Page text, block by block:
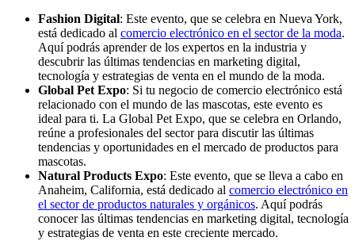
Fashion Digital: Este evento, que se celebra en Nueva York,
está dedicado al comercio electrónico en el sector de la moda.
Aquí podrás aprender de los expertos en la industria y
descubrir las últimas tendencias en marketing digital,
tecnología y estrategias de venta en el mundo de la moda.
Global Pet Expo: Si tu negocio de comercio electrónico está
relacionado con el mundo de las mascotas, este evento es
ideal para ti. La Global Pet Expo, que se celebra en Orlando,
reúne a profesionales del sector para discutir las últimas
tendencias y oportunidades en el mercado de productos para
mascotas.
Natural Products Expo: Este evento, que se lleva a cabo en
Anaheim, California, está dedicado al comercio electrónico en
el sector de productos naturales y orgánicos. Aquí podrás
conocer las últimas tendencias en marketing digital, tecnología
y estrategias de venta en este creciente mercado.